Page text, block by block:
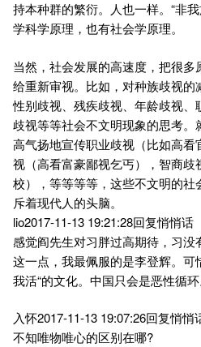
持本种群的繁衍。人也一样。“非
学科学原理，也有社会学原理。
当然，社会发展的高速度，把很
给重新审视。比如，对种族歧视
性别歧视、残疾歧视、年龄歧视
歧视等等社会不文明现象的思考
高气扬地宣传职业歧视（比如高
视（高看富豪鄙视乞丐），智商歧
校），等等等等，这些不文明的
斥着现代人的头脑。
lio2017-11-13 19:21:28回复悄悄话
感觉阎先生对习胖过高期待，习没
这一点，我最佩服的是李登辉。可
我活“的文化。中国只会是恶性循环
入怀2017-11-13 19:07:26回复悄悄
不知唯物唯心的区别在哪?